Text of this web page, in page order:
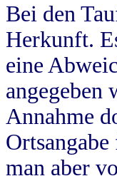
Bei den
Herkunft.
eine
angegeben
Annahme
man aber